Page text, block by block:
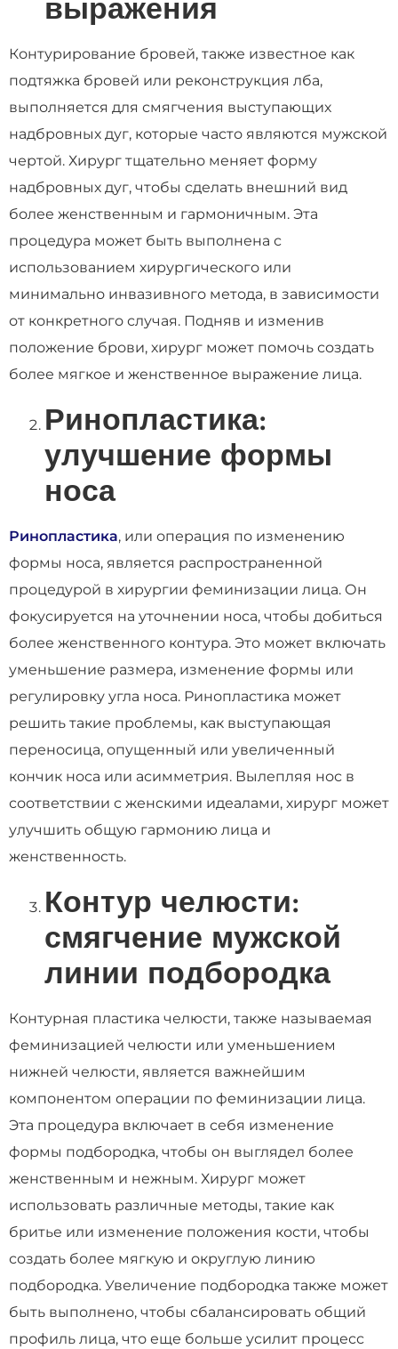
выражения
Контурирование бровей, также известное как
подтяжка бровей или реконструкция лба,
выполняется для смягчения выступающих
надбровных дуг, которые часто являются мужской
чертой. Хирург тщательно меняет форму
надбровных дуг, чтобы сделать внешний вид
более женственным и гармоничным. Эта
процедура может быть выполнена с
использованием хирургического или
минимально инвазивного метода, в зависимости
от конкретного случая. Подняв и изменив
положение брови, хирург может помочь создать
более мягкое и женственное выражение лица.
Ринопластика:
улучшение формы
носа
Ринопластика, или операция по изменению
формы носа, является распространенной
процедурой в хирургии феминизации лица. Он
фокусируется на уточнении носа, чтобы добиться
более женственного контура. Это может включать
уменьшение размера, изменение формы или
регулировку угла носа. Ринопластика может
решить такие проблемы, как выступающая
переносица, опущенный или увеличенный
кончик носа или асимметрия. Вылепляя нос в
соответствии с женскими идеалами, хирург может
улучшить общую гармонию лица и
женственность.
Контур челюсти:
смягчение мужской
линии подбородка
Контурная пластика челюсти, также называемая
феминизацией челюсти или уменьшением
нижней челюсти, является важнейшим
компонентом операции по феминизации лица.
Эта процедура включает в себя изменение
формы подбородка, чтобы он выглядел более
женственным и нежным. Хирург может
использовать различные методы, такие как
бритье или изменение положения кости, чтобы
создать более мягкую и округлую линию
подбородка. Увеличение подбородка также может
быть выполнено, чтобы сбалансировать общий
профиль лица, что еще больше усилит процесс